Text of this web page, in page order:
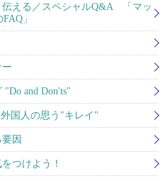
伝える／スペシャルQ&A 「マッ
」
and Don'ts"
国人の思う"キレイ"
因
つけよう！